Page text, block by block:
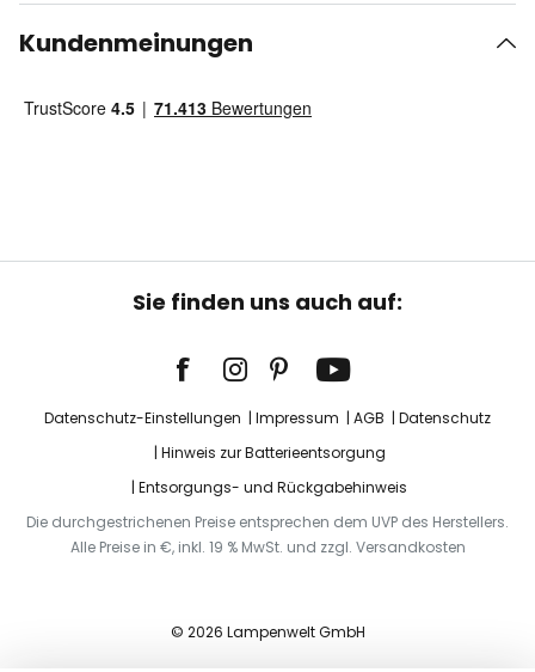
Kundenmeinungen
Sie finden uns auch auf:
Datenschutz-Einstellungen Impressum AGB
Datenschutz
Hinweis zur Batterieentsorgung
Entsorgungs- und Rückgabehinweis
Die durchgestrichenen Preise entsprechen dem UVP des Herstellers.
Alle Preise in €, inkl. 19 % MwSt. und zzgl. Versandkosten
© 2026 Lampenwelt GmbH